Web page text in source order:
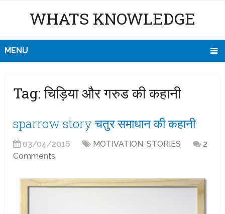
WHATS KNOWLEDGE
MENU
Tag:चिड़िया और गरुड की कहानी
sparrow story चतुर समाधान की कहानी
03/04/2016 MOTIVATION,STORIES
2
Comments